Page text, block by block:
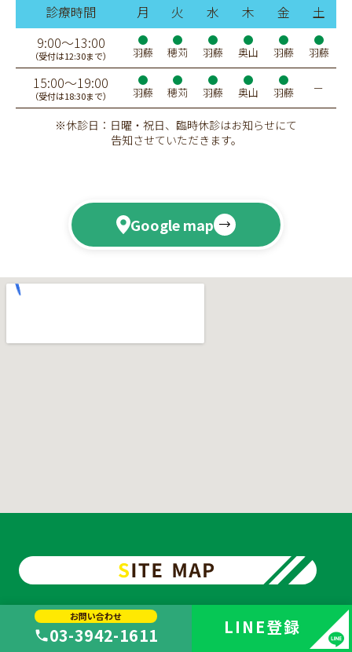
診療時間 月 火 水 木 金
土
9:00〜13:00
（受付は12:30まで） 羽藤 穂苅 羽藤 奥山 羽藤 羽藤
15:00〜19:00
（受付は18:30まで） 羽藤 穂苅 羽藤 奥山 羽藤 ー
※休診日：日曜・祝日、臨時休診はお知らせにて
告知させていただきます。
Google map
ホーム
医院紹介
お問い合わせ
03-3942-1611 LINE登録